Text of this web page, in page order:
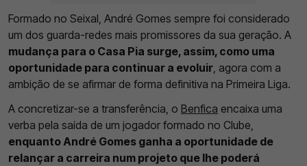
Formado no Seixal, André Gomes sempre foi considerado
um dos guarda-redes mais promissores da sua geração. A
mudança para o Casa Pia surge, assim, como uma
oportunidade para continuar a evoluir , agora com a
ambição de se afirmar de forma definitiva na Primeira Liga.
A concretizar-se a transferência, o Benfica encaixa uma
verba pela saída de um jogador formado no Clube,
enquanto André Gomes ganha a oportunidade de
relançar a carreira num projeto que lhe poderá